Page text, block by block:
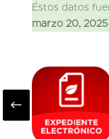
Éstos datos
marzo 20, 2025
#